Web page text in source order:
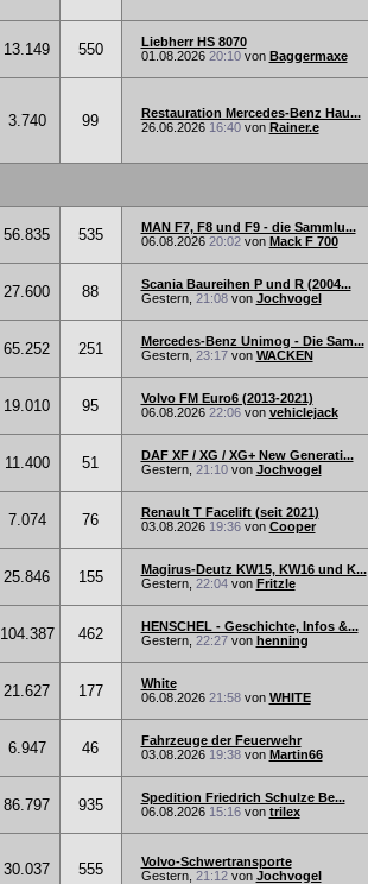
13.149 550
Liebherr HS 8070
01.08.2026 20:10von Baggermaxe
3.740 99
Restauration Mercedes-Benz Hau...
26.06.2026 16:40von Rainer.e
56.835 535
MAN F7, F8 und F9 - die Sammlu...
06.08.2026 20:02von Mack F 700
27.600 88
Scania Baureihen P und R (2004...
Gestern, 21:08von Jochvogel
65.252 251
Mercedes-Benz Unimog - Die Sam...
Gestern, 23:17von WACKEN
19.010 95
Volvo FM Euro6 (2013-2021)
06.08.2026 22:06von vehiclejack
11.400 51
DAF XF / XG / XG+ New Generati...
Gestern, 21:10von Jochvogel
7.074 76
Renault T Facelift (seit 2021)
03.08.2026 19:36von Cooper
25.846 155
Magirus-Deutz KW15, KW16 und K...
Gestern, 22:04von Fritzle
104.387 462
HENSCHEL - Geschichte, Infos &...
Gestern, 22:27von henning
21.627 177
White
06.08.2026 21:58von WHITE
6.947 46
Fahrzeuge der Feuerwehr
03.08.2026 19:38von Martin66
86.797 935
Spedition Friedrich Schulze Be...
06.08.2026 15:16von trilex
30.037 555
Volvo-Schwertransporte
Gestern, 21:12von Jochvogel